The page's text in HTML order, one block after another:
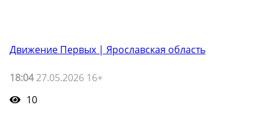
Движение Первых | Ярославская область
18:0427.05.2026 16+
10